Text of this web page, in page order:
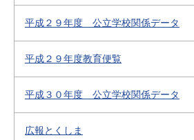
平成２９年度 公立学校関係データ
平成２９年度教育便覧
平成３０年度 公立学校関係データ
広報とくしま